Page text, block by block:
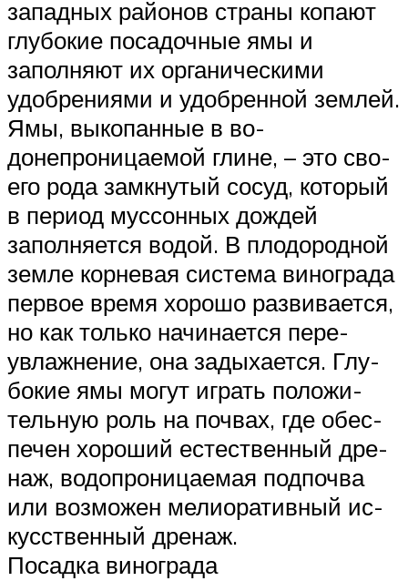
западных районов страны копают
глубокие посадоч­ные ямы и
заполняют их органи­ческими
удобрениями и удобрен­ной землей.
Ямы, выкопанные в во­
донепроницаемой глине, – это сво­
его рода замкнутый сосуд, кото­рый
в период муссонных дождей
заполняется водой. В плодородной
земле корневая система винограда
первое время хорошо развивает­ся,
но как только начинается пере­
увлажнение, она задыхается. Глу­
бокие ямы могут играть положи­
тельную роль на почвах, где обес­
печен хороший естественный дре­
наж, водопроницаемая подпочва
или возможен мелиоративный ис­
кусственный дренаж.
Посадка винограда